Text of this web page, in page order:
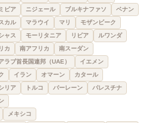
ビア ニジェール ブルキナファソ
ベナン
カル マラウイ マリ
モザンビーク
ャス モーリタニア リビア
ルワンダ
カ 南アフリカ 南スーダン
ラブ首長国連邦（UAE）
イエメン
イラン オマーン
カタール
リア トルコ バーレーン
パレスチナ
メキシコ